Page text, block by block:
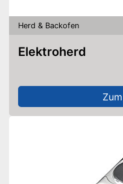
Herd & Backofen
Elektroherd